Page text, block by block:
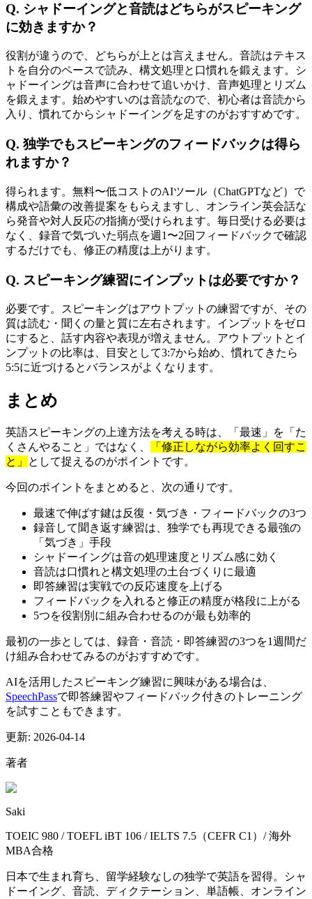
Q. シャドーイングと音読はどちらがスピーキング
に効きますか？
役割が違うので、どちらが上とは言えません。音読はテキス
トを自分のペースで読み、構文処理と口慣れを鍛えます。シ
ャドーイングは音声に合わせて追いかけ、音声処理とリズム
を鍛えます。始めやすいのは音読なので、初心者は音読から
入り、慣れてからシャドーイングを足すのがおすすめです。
Q. 独学でもスピーキングのフィードバックは得ら
れますか？
得られます。無料〜低コストのAIツール（ChatGPTなど）で
構成や語彙の改善提案をもらえますし、オンライン英会話な
ら発音や対人反応の指摘が受けられます。毎日受ける必要は
なく、録音で気づいた弱点を週1〜2回フィードバックで確認
するだけでも、修正の精度は上がります。
Q. スピーキング練習にインプットは必要ですか？
必要です。スピーキングはアウトプットの練習ですが、その
質は読む・聞くの量と質に左右されます。インプットをゼロ
にすると、話す内容や表現が増えません。アウトプットとイ
ンプットの比率は、目安として3:7から始め、慣れてきたら
5:5に近づけるとバランスがよくなります。
まとめ
英語スピーキングの上達方法を考える時は、「最速」を「た
くさんやること」ではなく、
「修正しながら効率よく回すこ
と」
として捉えるのがポイントです。
今回のポイントをまとめると、次の通りです。
最速で伸ばす鍵は反復・気づき・フィードバックの3つ
録音して聞き返す練習は、独学でも再現できる最強の
「気づき」手段
シャドーイングは音の処理速度とリズム感に効く
音読は口慣れと構文処理の土台づくりに最適
即答練習は実戦での反応速度を上げる
フィードバックを入れると修正の精度が格段に上がる
5つを役割別に組み合わせるのが最も効率的
最初の一歩としては、録音・音読・即答練習の3つを1週間だ
け組み合わせてみるのがおすすめです。
AIを活用したスピーキング練習に興味がある場合は、
SpeechPassで即答練習やフィードバック付きのトレーニング
を試すこともできます。
更新: 2026-04-14
著者
Saki
TOEIC 980 / TOEFL iBT 106 / IELTS 7.5（CEFR C1）/ 海外
MBA合格
日本で生まれ育ち、留学経験なしの独学で英語を習得。シャ
ドーイング、音読、ディクテーション、単語帳、オンライン